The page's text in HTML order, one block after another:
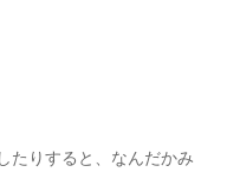
たりすると、なんだかみ